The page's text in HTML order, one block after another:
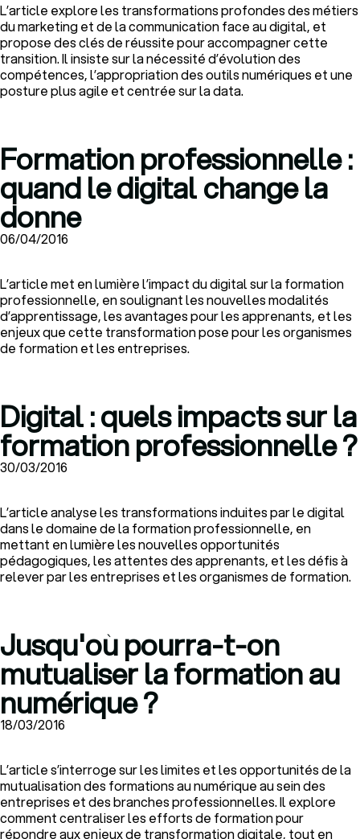
L’article explore les transformations profondes des métiers
du marketing et de la communication face au digital, et
propose des clés de réussite pour accompagner cette
transition. Il insiste sur la nécessité d’évolution des
compétences, l’appropriation des outils numériques et une
posture plus agile et centrée sur la data.
Formation professionnelle :
quand le digital change la
donne
06/04/2016
L’article met en lumière l’impact du digital sur la formation
professionnelle, en soulignant les nouvelles modalités
d’apprentissage, les avantages pour les apprenants, et les
enjeux que cette transformation pose pour les organismes
de formation et les entreprises.
Digital : quels impacts sur la
formation professionnelle ?
30/03/2016
L’article analyse les transformations induites par le digital
dans le domaine de la formation professionnelle, en
mettant en lumière les nouvelles opportunités
pédagogiques, les attentes des apprenants, et les défis à
relever par les entreprises et les organismes de formation.
Jusqu'où pourra-t-on
mutualiser la formation au
numérique ?
18/03/2016
L’article s’interroge sur les limites et les opportunités de la
mutualisation des formations au numérique au sein des
entreprises et des branches professionnelles. Il explore
comment centraliser les efforts de formation pour
répondre aux enjeux de transformation digitale, tout en